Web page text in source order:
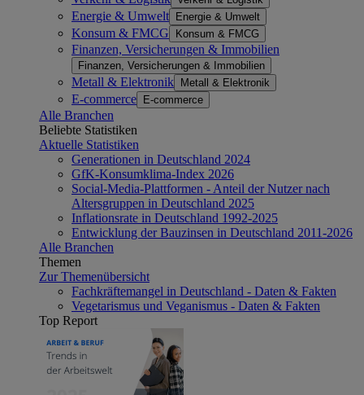
Energie & Umwelt Energie & Umwelt
Konsum & FMCG Konsum & FMCG
Finanzen, Versicherungen & Immobilien
Finanzen, Versicherungen & Immobilien
Metall & Elektronik Metall & Elektronik
E-commerce E-commerce
Alle Branchen
Beliebte Statistiken
Aktuelle Statistiken
Generationen in Deutschland 2024
GfK-Konsumklima-Index 2026
Social-Media-Plattformen - Anteil der Nutzer nach
Altersgruppen in Deutschland 2025
Inflationsrate in Deutschland 1992-2025
Entwicklung der Bauzinsen in Deutschland 2011-2026
Alle Branchen
Themen
Zur Themenübersicht
Fachkräftemangel in Deutschland - Daten & Fakten
Vegetarismus und Veganismus - Daten & Fakten
Top Report